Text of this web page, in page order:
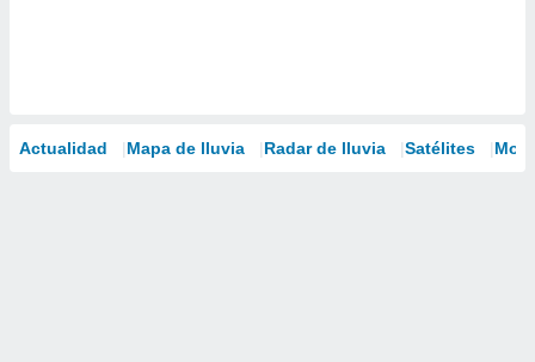
Actualidad Mapa de lluvia Radar de lluvia Satélites